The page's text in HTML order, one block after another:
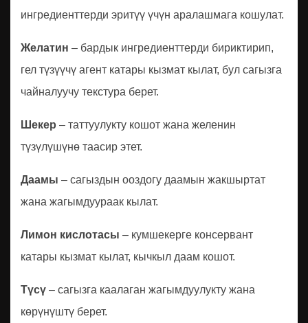
ингредиенттерди эритүү үчүн аралашмага кошулат.
Желатин – бардык ингредиенттерди бириктирип,
гел түзүүчү агент катары кызмат кылат, бул сагызга
чайналуучу текстура берет.
Шекер – таттуулукту кошот жана желенин
түзүлүшүнө таасир этет.
Даамы – сагыздын ооздогу даамын жакшыртат
жана жагымдуураак кылат.
Лимон кислотасы – кумшекерге консервант
катары кызмат кылат, кычкыл даам кошот.
Түсү – сагызга каалаган жагымдуулукту жана
көрүнүштү берет.